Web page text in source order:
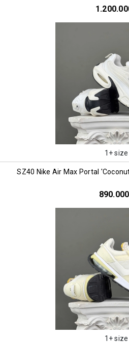
1+ size
SZ40 Nike Air Max Portal
1+ size